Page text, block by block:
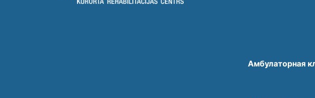
Амбулаторная